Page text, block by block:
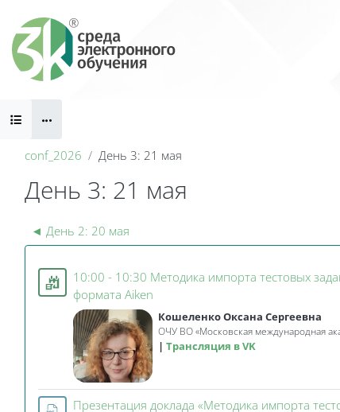
Blocks
conf_2026 День 3: 21 мая
День 3: 21 мая
Blocks
Topic: День 3: 21 мая | V
◄ День 2: 20 мая
10:00 - 10:30 Методика импорта тестовых
формата Aiken
Кошеленко Оксана Сергеевна
ОЧУ ВО «Московская международная
Трансляция в VK
Презентация доклада «Методика импорта